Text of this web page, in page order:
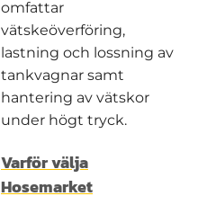
omfattar
vätskeöverföring,
lastning och lossning av
tankvagnar samt
hantering av vätskor
under högt tryck.
Varför välja
Hosemarket